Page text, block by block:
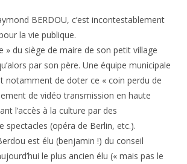
BERDOU, c’est incontestablement
la vie publique.
» du siège de maire de son petit village
par son père. Une équipe municipale
notamment de doter ce « coin perdu de
de vidéo transmission en haute
l’accès à la culture par des
spectacles (opéra de Berlin, etc.).
est élu (benjamin !) du conseil
le plus ancien élu (« mais pas le